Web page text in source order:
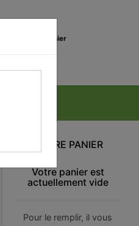
Mon panier
VOTRE PANIER
Votre panier est
actuellement vide
Pour le remplir, il vous